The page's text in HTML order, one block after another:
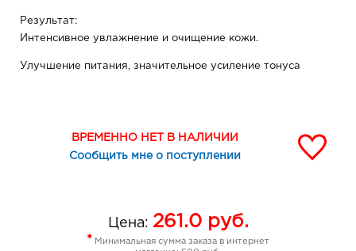
Результат:
Интенсивное увлажнение и очищение кожи.
Улучшение питания, значительное усиление тонуса
Замедление процесса старения клеток кожи.
Снятие раздражения чувствительной кожи.
ВРЕМЕННО НЕТ В НАЛИЧИИ
Сообщить мне о поступлении
Цена: 261.0руб.
* Минимальная сумма заказа в интернет